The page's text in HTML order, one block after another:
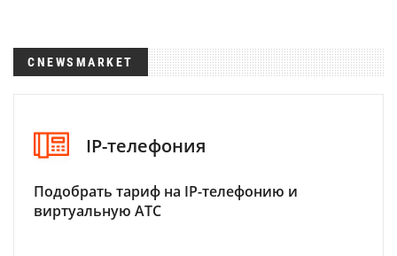
CNEWSMARKET
IP-телефония
Подобрать тариф на IP-телефонию и
виртуальную АТС